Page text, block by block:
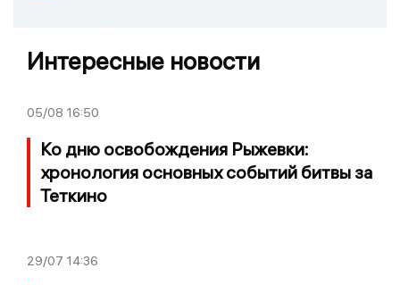
Интересные новости
05/08 16:50
Ко дню освобождения Рыжевки:
хронология основных событий битвы за
Теткино
29/07 14:36